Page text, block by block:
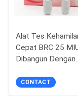
Alat Tes
Cepat BRC 25
Dibangun Dengan
CONTACT